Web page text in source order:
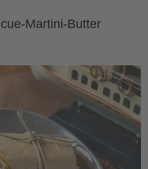
Martini-Butter